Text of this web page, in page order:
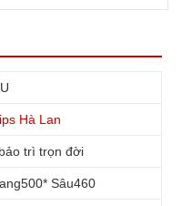
8CU vân tay điện tử
Hà Lan
trì trọn đời
Sâu460